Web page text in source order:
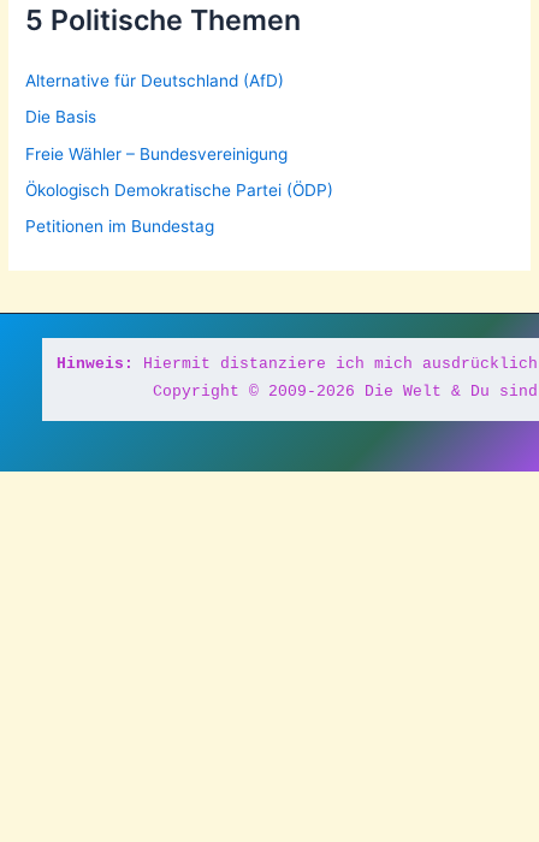
5 Politische Themen
Alternative für Deutschland (AfD)
Die Basis
Freie Wähler – Bundesvereinigung
Ökologisch Demokratische Partei (ÖDP)
Petitionen im Bundestag
Hinweis:
Hiermit distanziere ich mich
Copyright © 2009-2026 Die Welt & Du